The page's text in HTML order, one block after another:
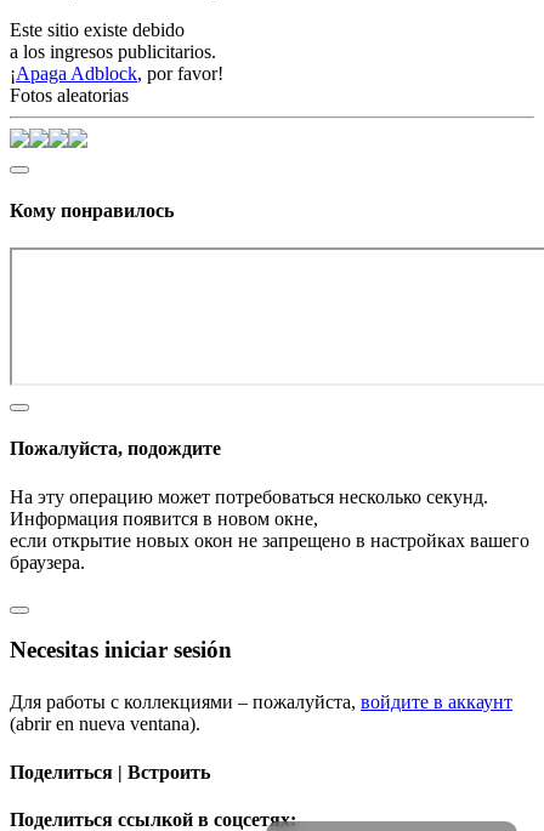
Este sitio existe debido
a los ingresos publicitarios.
¡Apaga Adblock, por favor!
Fotos aleatorias
Кому понравилось
Пожалуйста, подождите
На эту операцию может потребоваться несколько секунд.
Информация появится в новом окне,
если открытие новых окон не запрещено в настройках вашего
браузера.
Necesitas iniciar sesión
Для работы с коллекциями – пожалуйста, войдите в аккаунт
(abrir en nueva ventana).
Поделиться | Встроить
Поделиться ссылкой в соцсетях: